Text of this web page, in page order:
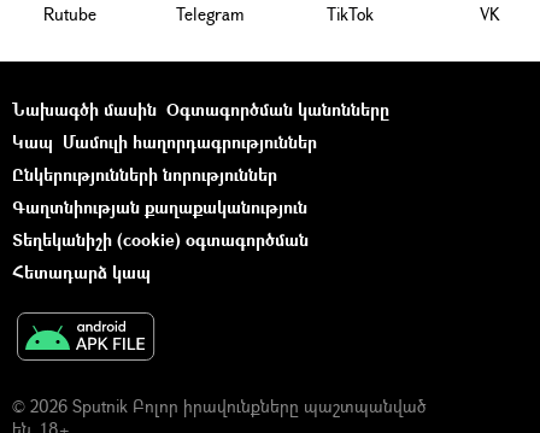
Rutube Telegram ТikТоk VK
Նախագծի մասին Օգտագործման կանոնները
Կապ Մամուլի հաղորդագրություններ
Ընկերությունների նորություններ
Գաղտնիության քաղաքականություն
Տեղեկանիշի (cookie) օգտագործման
Հետադարձ կապ
© 2026 Sputnik Բոլոր իրավունքները պաշտպանված